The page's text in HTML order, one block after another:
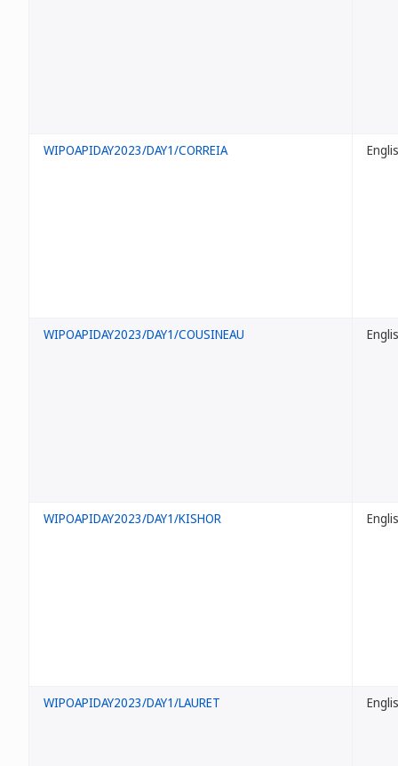
WIPOAPIDAY2023/DAY1/CORREIA
WIPOAPIDAY2023/DAY1/COUSINEAU
WIPOAPIDAY2023/DAY1/KISHOR
WIPOAPIDAY2023/DAY1/LAURET